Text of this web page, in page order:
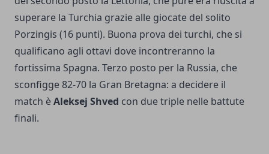
superare la Turchia grazie alle giocate del solito
Porzingis (16 punti). Buona prova dei turchi, che si
qualificano agli ottavi dove incontreranno la
fortissima Spagna. Terzo posto per la Russia, che
sconfigge 82-70 la Gran Bretagna: a decidere il
match èAleksej Shved con due triple nelle battute
finali.